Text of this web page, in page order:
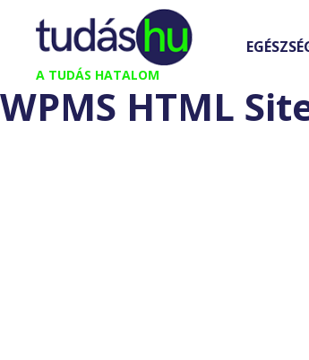
Kilépés
tartalomba
A TUDÁS HATALOM
WPMS HTML